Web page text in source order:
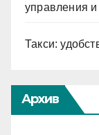
управления и
Такси:
Архив